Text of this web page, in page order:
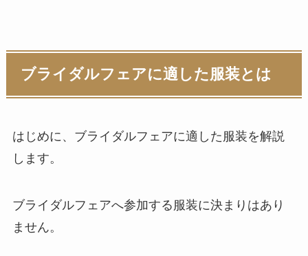
ブライダルフェアに適した服装とは
はじめに、ブライダルフェアに適した服装を解説
します。
ブライダルフェアへ参加する服装に決まりはあり
ません。